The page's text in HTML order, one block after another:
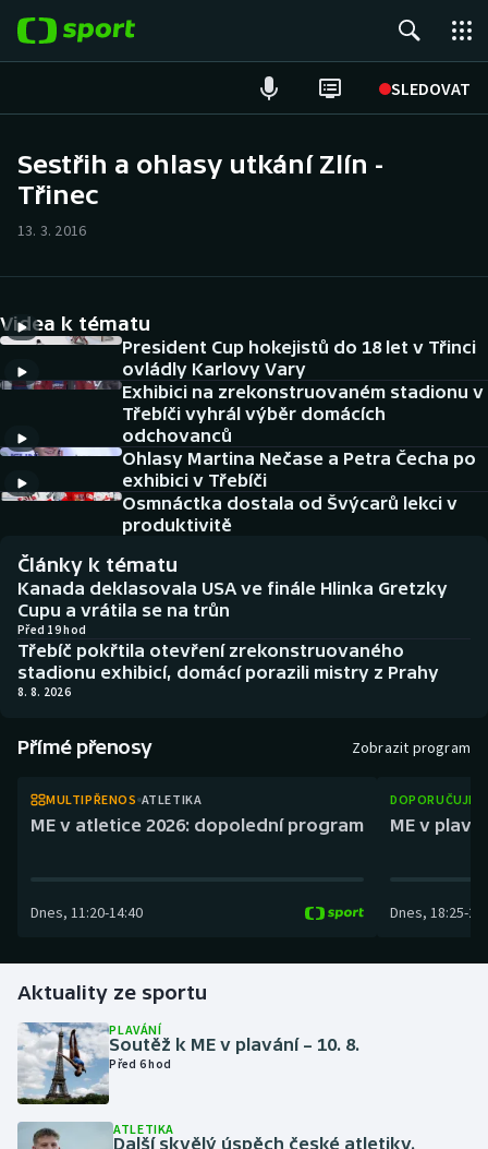
SLEDOVAT
Hokej
Cyklistika
DALŠÍ SPORTY
Americký fotbal
Baseball a softbal
Basketbal
Biatlon
Boby a skeleton
Dostihy
Futsal
Gymnastika
Házená
Jezdectví
NEPŘEHLÉDNĚTE
Soutěže
Historické návraty
Aplikace ČT sport
AZ kvíz
Sestřih a ohlasy utkání Zlín -
Třinec
13. 3. 2016
Videa k tématu
President Cup hokejistů do 18 let v Třinci
ovládly Karlovy Vary
Exhibici na zrekonstruovaném stadionu v
Třebíči vyhrál výběr domácích
odchovanců
Ohlasy Martina Nečase a Petra Čecha po
exhibici v Třebíči
Osmnáctka dostala od Švýcarů lekci v
produktivitě
Články k tématu
Kanada deklasovala USA ve finále Hlinka Gretzky
Cupu a vrátila se na trůn
Před 19 hod
Třebíč pokřtila otevření zrekonstruovaného
stadionu exhibicí, domácí porazili mistry z Prahy
8. 8. 2026
Přímé přenosy Zobrazit program
MULTIPŘENOS ATLETIKA
ME v atletice 2026: dopolední program
Dnes, 11:20-14:40
ME v
Dnes, 18:25-
Aktuality ze sportu
PLAVÁNÍ
Soutěž k ME v plavání – 10. 8.
Před 6 hod
ATLETIKA
Další skvělý úspěch české atletiky.